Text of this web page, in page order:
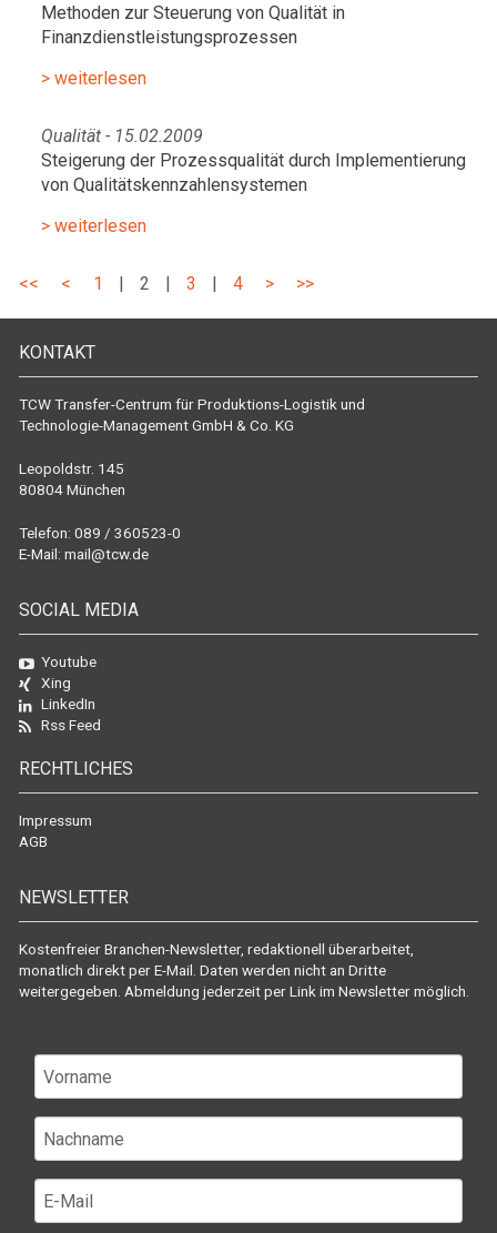
Methoden zur Steuerung von Qualität in
Finanzdienstleistungsprozessen
> weiterlesen
Qualität - 15.02.2009
Steigerung der Prozessqualität durch Implementierung
von Qualitätskennzahlensystemen
> weiterlesen
<< < 1 | 2 | 3 | 4 > >>
KONTAKT
TCW Transfer-Centrum für Produktions-Logistik und
Technologie-Management GmbH & Co. KG
Leopoldstr. 145
80804 München
Telefon: 089 / 360523-0
E-Mail: mail@tcw.de
SOCIAL MEDIA
Youtube
Xing
LinkedIn
Rss Feed
RECHTLICHES
Impressum
AGB
NEWSLETTER
Kostenfreier Branchen-Newsletter, redaktionell überarbeitet,
monatlich direkt per E-Mail. Daten werden nicht an Dritte
weitergegeben. Abmeldung jederzeit per Link im Newsletter möglich.